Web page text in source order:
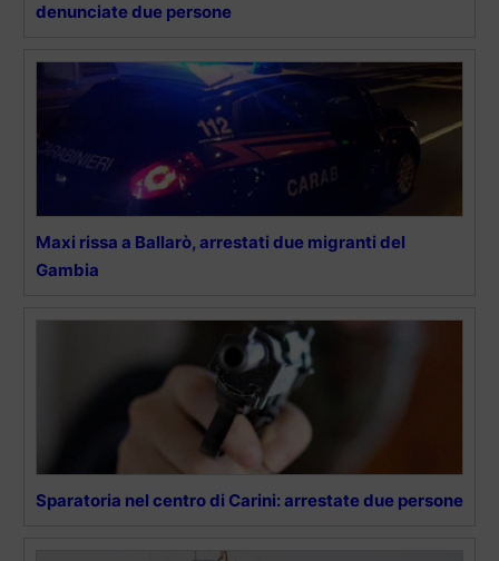
denunciate due persone
Maxi rissa a Ballarò, arrestati due migranti del
Gambia
Sparatoria nel centro di Carini: arrestate due persone